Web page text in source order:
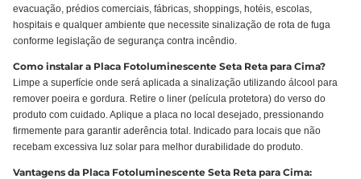
evacuação, prédios comerciais, fábricas, shoppings, hotéis, escolas,
hospitais e qualquer ambiente que necessite sinalização de rota de fuga
conforme legislação de segurança contra incêndio.
Como instalar a Placa Fotoluminescente Seta Reta para Cima?
Limpe a superfície onde será aplicada a sinalização utilizando álcool para
remover poeira e gordura. Retire o liner (película protetora) do verso do
produto com cuidado. Aplique a placa no local desejado, pressionando
firmemente para garantir aderência total. Indicado para locais que não
recebam excessiva luz solar para melhor durabilidade do produto.
Vantagens da Placa Fotoluminescente Seta Reta para Cima: